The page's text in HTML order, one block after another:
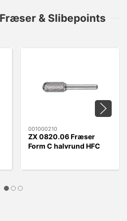
& Slibepoints
001000210
ZX 0820.06 Fræser
Form C halvrund HFC